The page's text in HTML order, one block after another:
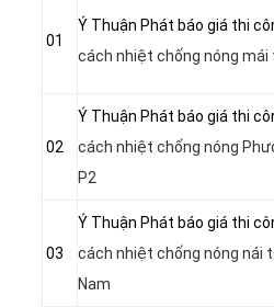
01
Ý Thuận Phát báo giá thi
cách nhiệt chống nóng mái
02
Ý Thuận Phát báo giá thi
cách nhiệt chống nóng
P2
03
Ý Thuận Phát báo giá thi
cách nhiệt chống nóng nái
Nam